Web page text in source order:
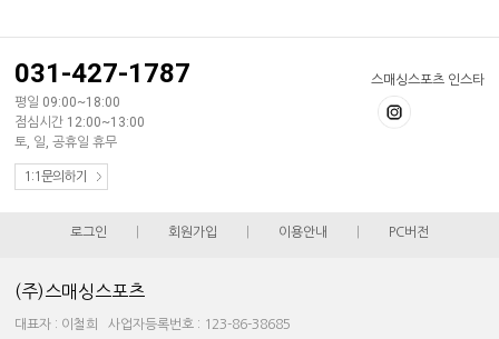
스매싱스포츠 인스타
031-427-1787
평일 09:00~18:00
점심시간 12:00~13:00
토, 일, 공휴일 휴무
1:1문의하기
로그인 회원가입 이용안내 PC버전
(주)스매싱스포츠
대표자 : 이철희 사업자등록번호 : 123-86-38685